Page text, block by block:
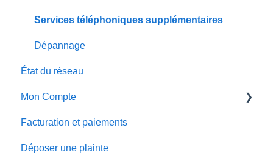
Services téléphoniques supplémentaires
Dépannage
État du réseau
Mon Compte
MonCompte
Faire des changements de compte
Facturation et paiements
Déposer une plainte